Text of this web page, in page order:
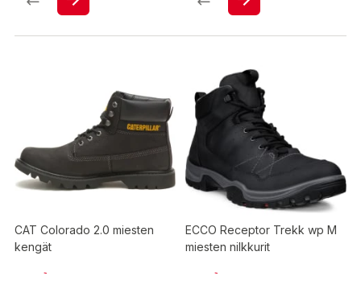
CAT Colorado 2.0 miesten
kengät
ECCO Receptor Trekk wp M
miesten nilkkurit